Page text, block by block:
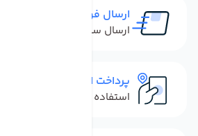
ارسال فوری
ارسال سفارش در کمترین
پرداخت امن
استفاده از روش‌های پرداخت